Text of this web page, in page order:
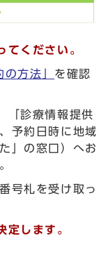
てください。
の方法」 を確認
「診療情報提供
予約日時に地域
」の窓口）へお
号札を受け取っ
定します。